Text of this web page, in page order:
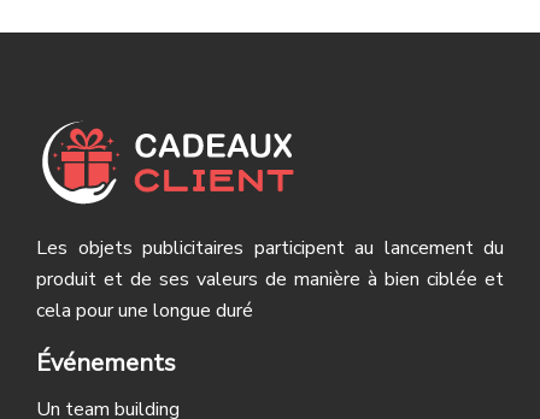
Les objets publicitaires participent au lancement du
produit et de ses valeurs de manière à bien ciblée et
cela pour une longue duré
Événements
Un team building